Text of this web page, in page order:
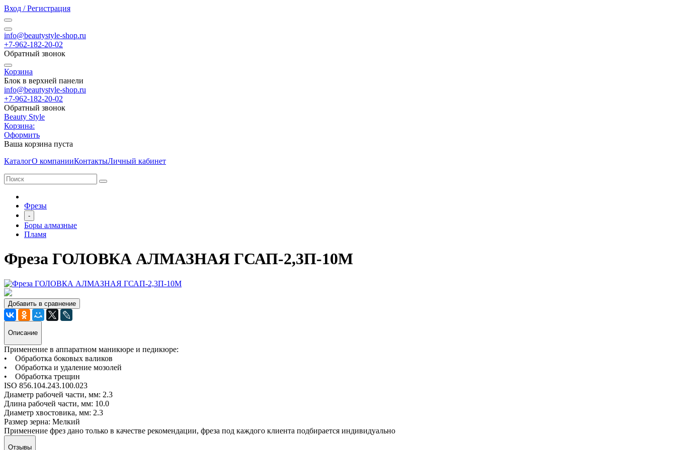
Вход / Регистрация
info@beautystyle-shop.ru
+7-962-182-20-02
Обратный звонок
Корзина
Блок в верхней панели
info@beautystyle-shop.ru
+7-962-182-20-02
Обратный звонок
Beauty Style
Корзина:
Оформить
Ваша корзина пуста
КаталогО компанииКонтактыЛичный кабинет
Фрезы
-
Боры алмазные
Пламя
Фреза ГОЛОВКА АЛМАЗНАЯ ГСАП-2,3П-10М
Добавить в сравнение
Описание
Применение в аппаратном маникюре и педикюре:
• Обработка боковых валиков
• Обработка и удаление мозолей
• Обработка трещин
ISO 856.104.243.100.023
Диаметр рабочей части, мм: 2.3
Длина рабочей части, мм: 10.0
Диаметр хвостовика, мм: 2.3
Размер зерна: Мелкий
Применение фрез дано только в качестве рекомендации, фреза под каждого клиента подбирается индивидуально
Отзывы